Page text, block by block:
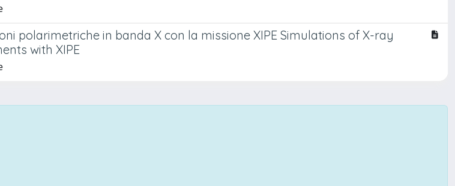
polarimetriche in banda X con la missione XIPE Simulations of X-ray
with XIPE